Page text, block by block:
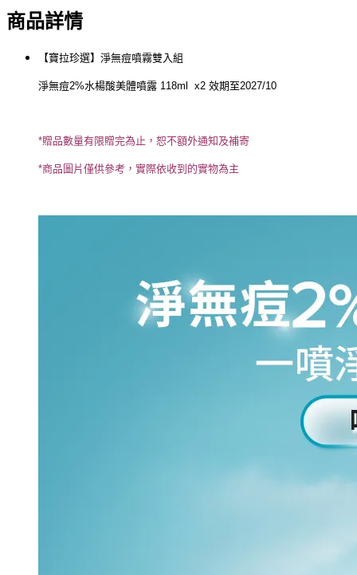
商品詳情
【寶拉珍選】淨無痘噴霧雙入組
淨無痘2%水楊酸美體噴露 118ml x2 效期至2027/10
*贈品數量有限贈完為止，恕不額外通知及補寄
*商品圖片僅供參考，實際依收到的實物為主